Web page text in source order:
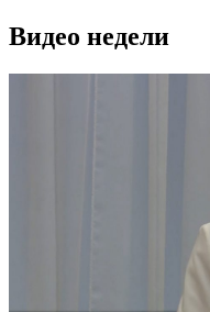
Видео недели